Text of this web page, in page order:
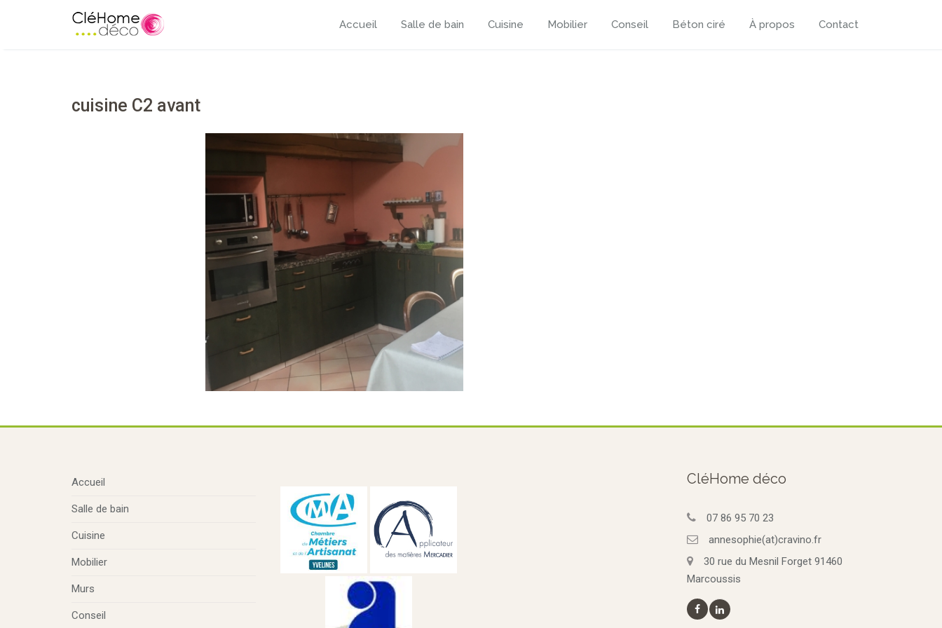
Accueil Salle de bain Cuisine Mobilier Conseil Béton ciré À propos Contact
cuisine C2 avant
Accueil
Salle de bain
Cuisine
Mobilier
Murs
Conseil
CléHome déco
07 86 95 70 23
annesophie(at)cravino.fr
30 rue du Mesnil Forget 91460
Marcoussis